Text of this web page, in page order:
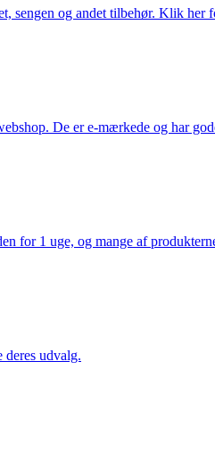
sengen og andet tilbehør. Klik her
De er e-mærkede og har
for 1 uge, og mange af
udvalg.